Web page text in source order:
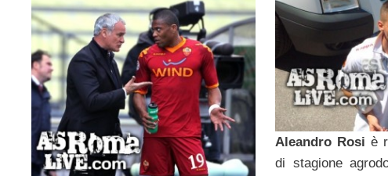
Aleandro Rosi è
di stagione